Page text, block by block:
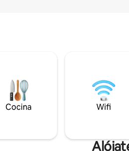
Cocina Wifi